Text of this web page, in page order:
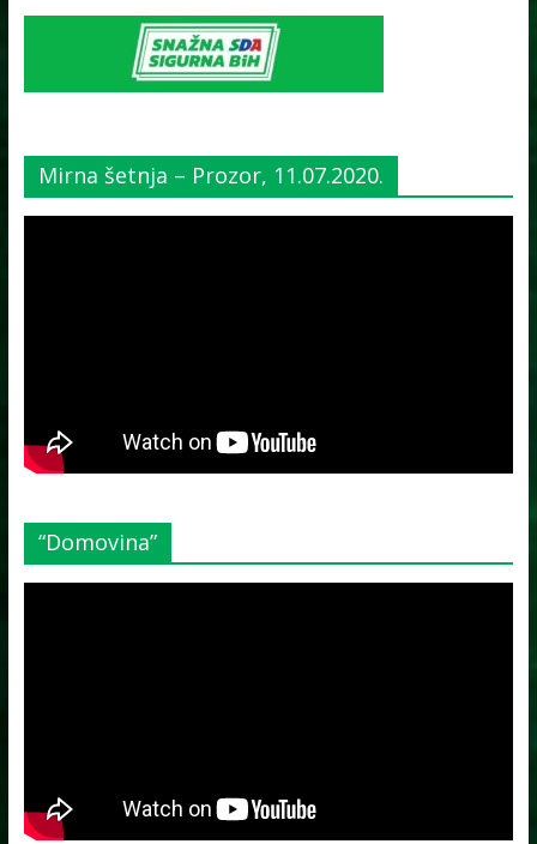
Mirna šetnja – Prozor, 11.07.2020.
“Domovina”